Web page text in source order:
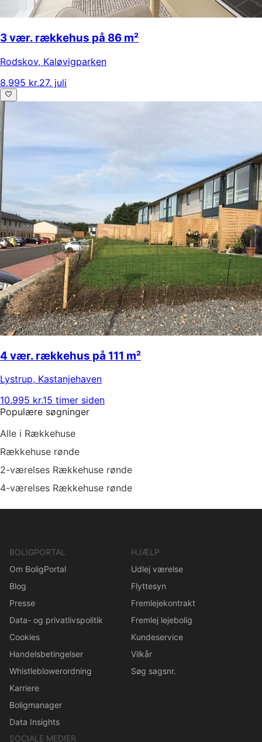
3 vær. rækkehus på 86 m²
Rodskov, Kaløvigparken
8.995 kr.27. juli
4 vær. rækkehus på 111 m²
Lystrup, Kastanjehaven
10.995 kr.15 timer siden
Populære søgninger
Alle i Rækkehuse
Rækkehuse rønde
2-værelses Rækkehuse rønde
4-værelses Rækkehuse rønde
BOLIGPORTAL
Om BoligPortal
Blog
Presse
Data- og privatlivspolitik
Cookies
Handelsbetingelser
Whistleblowerordning
Karriere
Boligmanager
Data Insights
HJÆLP
Udlej værelse
Flyttesyn
Fremlejekontrakt
Fremlej lejebolig
Kundeservice
Vilkår
Søg sagsnr.
SOCIALE MEDIER